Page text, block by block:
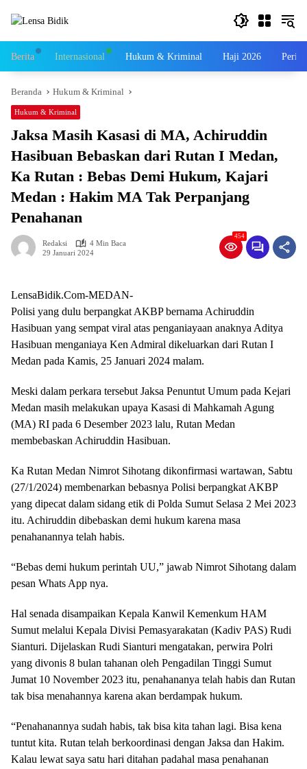
Berita Internasional Hukum & Kriminal Haji 2026
Beranda Hukum & Kriminal
Hukum & Kriminal
Jaksa Masih Kasasi di MA, Achiruddin
Hasibuan Bebaskan dari Rutan I Medan,
Ka Rutan : Bebas Demi Hukum, Kajari
Medan : Hakim MA Tak Perpanjang
Penahanan
Redaksi
4 Min Baca
29 Januari 2024
454
LensaBidik.Com-MEDAN-
Polisi yang dulu berpangkat AKBP bernama Achiruddin
Hasibuan yang sempat viral atas penganiayaan anaknya Aditya
Hasibuan menganiaya Ken Admiral dikeluarkan dari Rutan I
Medan pada Kamis, 25 Januari 2024 malam.
Meski dalam perkara tersebut Jaksa Penuntut Umum pada Kejari
Medan masih melakukan upaya Kasasi di Mahkamah Agung
(MA) RI pada 6 Desember 2023 lalu, Rutan Medan
membebaskan Achiruddin Hasibuan.
Ka Rutan Medan Nimrot Sihotang dikonfirmasi wartawan, Sabtu
(27/1/2024) membenarkan bebasnya Polisi berpangkat AKBP
yang dipecat dalam sidang etik di Polda Sumut Selasa 2 Mei 2023
itu. Achiruddin dibebaskan demi hukum karena masa
penahanannya telah habis.
“Bebas demi hukum perintah UU,” jawab Nimrot Sihotang dalam
pesan Whats App nya.
Hal senada disampaikan Kepala Kanwil Kemenkum HAM
Sumut melalui Kepala Divisi Pemasyarakatan (Kadiv PAS) Rudi
Sianturi. Dijelaskan Rudi Sianturi mengatakan, perwira Polri
yang divonis 8 bulan tahanan oleh Pengadilan Tinggi Sumut
Jumat 10 November 2023 itu, penahananya telah habis dan Rutan
tak bisa menahannya karena akan berdampak hukum.
“Penahanannya sudah habis, tak bisa kita tahan lagi. Bisa kena
tuntut kita. Rutan telah berkoordinasi dengan Jaksa dan Hakim.
Kalau lewat saya satu hari ditahan padahal masa penahanan